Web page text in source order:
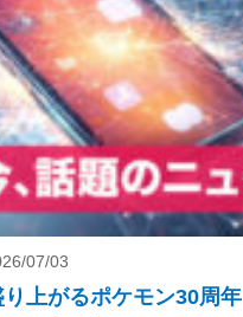
07/03
上がるポケモン30周年